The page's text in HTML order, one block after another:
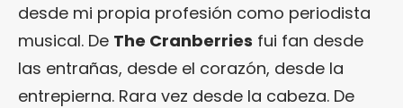
desde mi propia profesión como periodista
musical. De The Cranberries fui fan desde
las entrañas, desde el corazón, desde la
entrepierna. Rara vez desde la cabeza. De